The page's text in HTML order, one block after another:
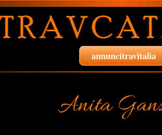
annuncitravitalia
Anita